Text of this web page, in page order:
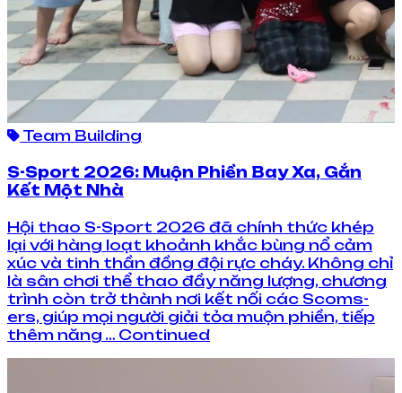
Team Building
S-Sport 2026: Muộn Phiền Bay Xa, Gắn
Kết Một Nhà
Hội thao S-Sport 2026 đã chính thức khép
lại với hàng loạt khoảnh khắc bùng nổ cảm
xúc và tinh thần đồng đội rực cháy. Không chỉ
là sân chơi thể thao đầy năng lượng, chương
trình còn trở thành nơi kết nối các Scoms-
ers, giúp mọi người giải tỏa muộn phiền, tiếp
thêm năng … Continued